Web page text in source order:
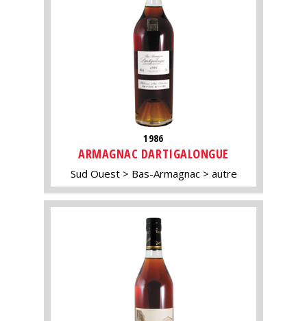
1986
ARMAGNAC DARTIGALONGUE
Sud Ouest Bas-Armagnac autre